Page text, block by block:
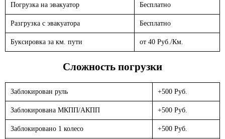
Погрузка на эвакуатор Бесплатно
Разгрузка с эвакуатора Бесплатно
Буксировка за км. пути от 40 Руб./Км.
Сложность погрузки
Заблокирован руль +500 Руб.
Заблокирована МКПП/АКПП +500 Руб.
Заблокировано 1 колесо +500 Руб.